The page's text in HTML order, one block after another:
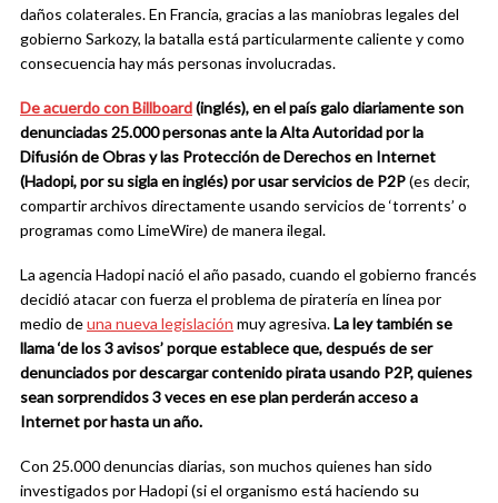
daños colaterales. En Francia, gracias a las maniobras legales del
gobierno Sarkozy, la batalla está particularmente caliente y como
consecuencia hay más personas involucradas.
De acuerdo con Billboard(inglés), en el país galo diariamente son
denunciadas 25.000 personas ante la Alta Autoridad por la
Difusión de Obras y las Protección de Derechos en Internet
(Hadopi, por su sigla en inglés) por usar servicios de P2P(es decir,
compartir archivos directamente usando servicios de ‘torrents’ o
programas como LimeWire) de manera ilegal.
La agencia Hadopi nació el año pasado, cuando el gobierno francés
decidió atacar con fuerza el problema de piratería en línea por
medio deuna nueva legislación muy agresiva.La ley también se
llama ‘de los 3 avisos’ porque establece que, después de ser
denunciados por descargar contenido pirata usando P2P, quienes
sean sorprendidos 3 veces en ese plan perderán acceso a
Internet por hasta un año.
Con 25.000 denuncias diarias, son muchos quienes han sido
investigados por Hadopi (si el organismo está haciendo su